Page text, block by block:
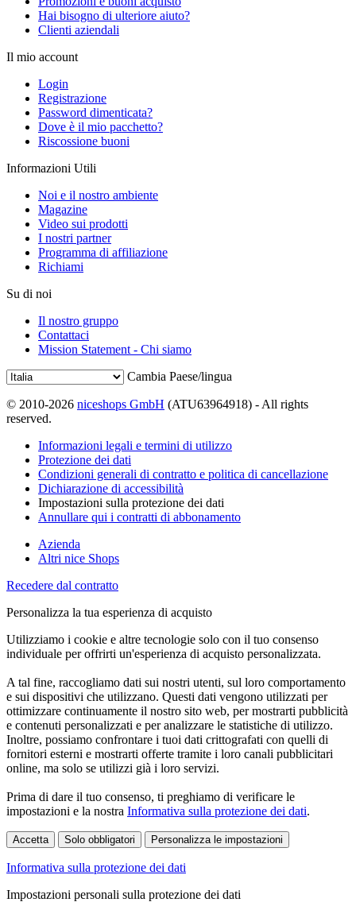
Hai bisogno di ulteriore aiuto?
Clienti aziendali
Il mio account
Login
Registrazione
Password dimenticata?
Dove è il mio pacchetto?
Riscossione buoni
Informazioni Utili
Noi e il nostro ambiente
Magazine
Video sui prodotti
I nostri partner
Programma di affiliazione
Richiami
Su di noi
Il nostro gruppo
Contattaci
Mission Statement - Chi siamo
Cambia Paese/lingua
© 2010-2026 niceshops GmbH (ATU63964918) - All rights
reserved.
Informazioni legali e termini di utilizzo
Protezione dei dati
Condizioni generali di contratto e politica di cancellazione
Dichiarazione di accessibilità
Impostazioni sulla protezione dei dati
Annullare qui i contratti di abbonamento
Azienda
Altri nice Shops
Recedere dal contratto
Personalizza la tua esperienza di acquisto
Utilizziamo i cookie e altre tecnologie solo con il tuo consenso
individuale per offrirti un'esperienza di acquisto personalizzata.
A tal fine, raccogliamo dati sui nostri utenti, sul loro comportamento
e sui dispositivi che utilizzano. Questi dati vengono utilizzati per
ottimizzare continuamente il nostro sito web, per mostrarti pubblicità
e contenuti personalizzati e per analizzare le statistiche di utilizzo.
Inoltre, possiamo confrontare i tuoi dati crittografati con quelli di
fornitori esterni e mostrarti offerte tramite i loro canali pubblicitari
online, ma solo se utilizzi già i loro servizi.
Prima di dare il tuo consenso, ti preghiamo di verificare le
impostazioni e la nostra Informativa sulla protezione dei dati.
Accetta Solo obbligatori Personalizza le impostazioni
Informativa sulla protezione dei dati
Impostazioni personali sulla protezione dei dati